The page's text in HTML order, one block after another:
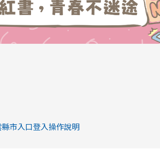
link to https://eliteracy.edu.tw/
https://eliteracy.edu.tw/Shorts/
市入口登入操作說明
link to https://eliteracy.edu.tw/